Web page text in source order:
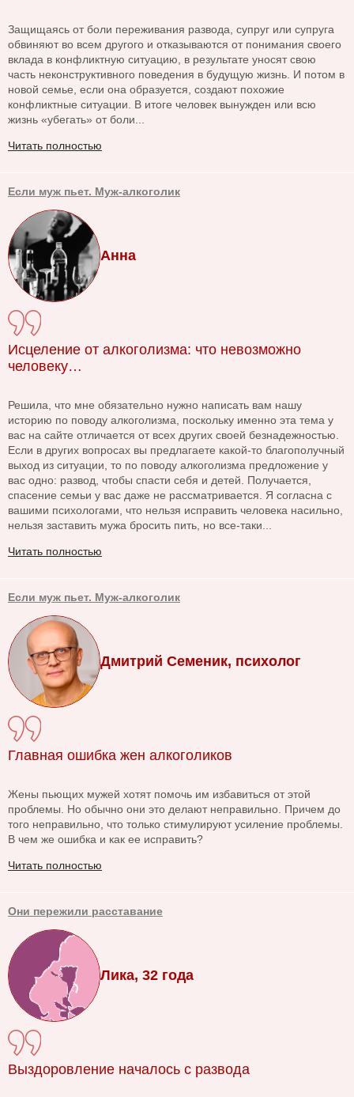
Защищаясь от боли переживания развода, супруг или супруга
обвиняют во всем другого и отказываются от понимания своего
вклада в конфликтную ситуацию, в результате уносят свою
часть неконструктивного поведения в будущую жизнь. И потом в
новой семье, если она образуется, создают похожие
конфликтные ситуации. В итоге человек вынужден или всю
жизнь «убегать» от боли...
Читать полностью
Если муж пьет. Муж-алкоголик
Анна
Исцеление от алкоголизма: что невозможно
человеку…
Решила, что мне обязательно нужно написать вам нашу
историю по поводу алкоголизма, поскольку именно эта тема у
вас на сайте отличается от всех других своей безнадежностью.
Если в других вопросах вы предлагаете какой-то благополучный
выход из ситуации, то по поводу алкоголизма предложение у
вас одно: развод, чтобы спасти себя и детей. Получается,
спасение семьи у вас даже не рассматривается. Я согласна с
вашими психологами, что нельзя исправить человека насильно,
нельзя заставить мужа бросить пить, но все-таки...
Читать полностью
Если муж пьет. Муж-алкоголик
Дмитрий Семеник, психолог
Главная ошибка жен алкоголиков
Жены пьющих мужей хотят помочь им избавиться от этой
проблемы. Но обычно они это делают неправильно. Причем до
того неправильно, что только стимулируют усиление проблемы.
В чем же ошибка и как ее исправить?
Читать полностью
Они пережили расставание
Лика, 32 года
Выздоровление началось с развода